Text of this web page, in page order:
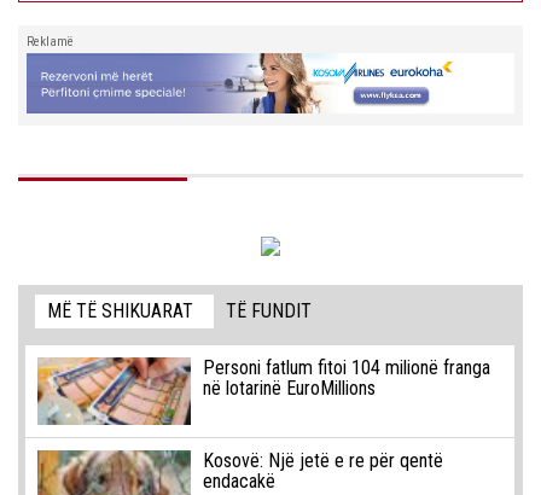
Reklamë
MË TË SHIKUARAT TË FUNDIT
Personi fatlum fitoi 104 milionë franga
në lotarinë EuroMillions
Kosovë: Një jetë e re për qentë
endacakë